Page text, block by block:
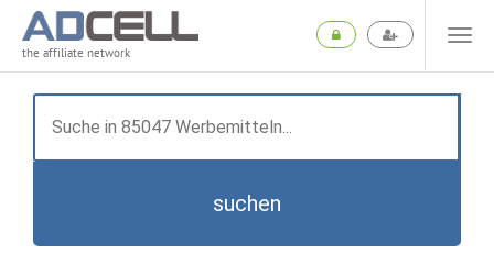
the affiliate network
suchen